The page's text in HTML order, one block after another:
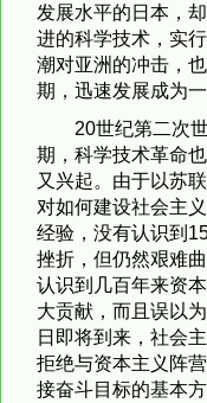
发展水平的日本，
进的科学技术，实
潮对亚洲的冲击，
期，迅速发展成为
20世纪第二次
期，科学技术革命
又兴起。由于以苏
对如何建设社会主
经验，没有认识到
挫折，但仍然艰难
认识到几百年来资
大贡献，而且误以
日即将到来，社会
拒绝与资本主义阵
接奋斗目标的基本